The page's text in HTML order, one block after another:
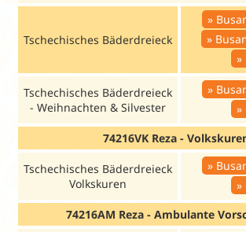
Tschechisches Bäderdreieck
Tschechisches Bäderdreieck
- Weihnachten & Silvester
74216VK Reza -
Tschechisches Bäderdreieck
Volkskuren
74216AM Reza - Ambulante